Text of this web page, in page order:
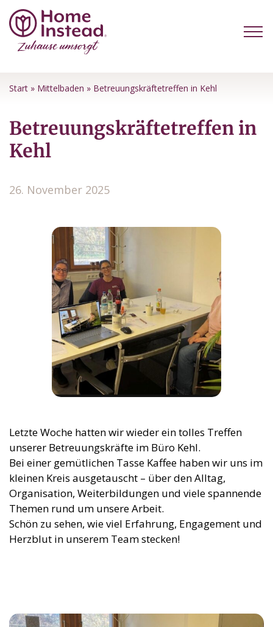
Start » Mittelbaden » Betreuungskräftetreffen in Kehl
Betreuungskräftetreffen in
Kehl
26. November 2025
Letzte Woche hatten wir wieder ein tolles Treffen
unserer Betreuungskräfte im Büro Kehl.
Bei einer gemütlichen Tasse Kaffee haben wir uns im
kleinen Kreis ausgetauscht – über den Alltag,
Organisation, Weiterbildungen und viele spannende
Themen rund um unsere Arbeit.
Schön zu sehen, wie viel Erfahrung, Engagement und
Herzblut in unserem Team stecken!